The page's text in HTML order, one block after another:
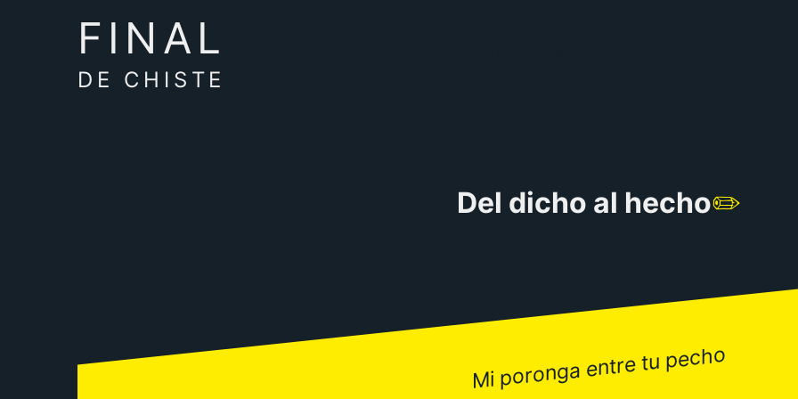
FINAL
DE CHISTE
Del dicho al hecho✏️
Mi poronga entre tu pecho